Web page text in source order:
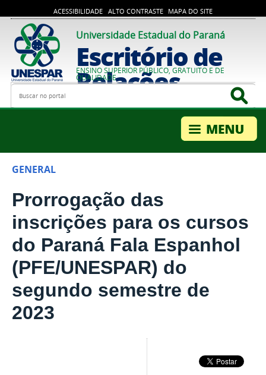
ACESSIBILIDADE ALTO CONTRASTE MAPA DO SITE
Universidade Estadual do Paraná
Escritório de
Relações
Internacionais
ENSINO SUPERIOR PÚBLICO, GRATUITO E DE
QUALIDADE
Busca
GENERAL
Prorrogação das
inscrições para os cursos
do Paraná Fala Espanhol
(PFE/UNESPAR) do
segundo semestre de
2023